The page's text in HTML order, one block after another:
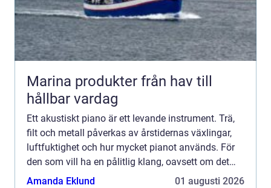
Marina produkter från hav till
hållbar vardag
Ett akustiskt piano är ett levande instrument. Trä,
filt och metall påverkas av årstidernas växlingar,
luftfuktighet och hur mycket pianot används. För
den som vill ha en pålitlig klang, oavsett om det
handlar om vardagsspel, undervisning eller konse...
Amanda Eklund 01 augusti 2026